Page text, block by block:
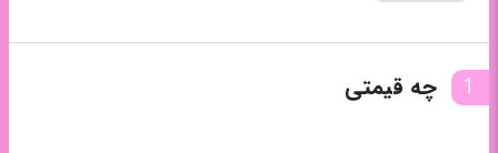
1 چه قیمتی